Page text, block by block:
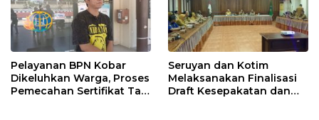
Pelayanan BPN Kobar
Dikeluhkan Warga, Proses
Pemecahan Sertifikat Tak
Seruyan dan Kotim
Melaksanakan Finalisasi
Draft Kesepakatan dan